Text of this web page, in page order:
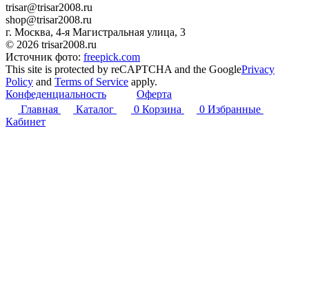
trisar@trisar2008.ru
shop@trisar2008.ru
г. Москва, 4-я Магистральная улица, 3
© 2026 trisar2008.ru
Источник фото: freepick.com
This site is protected by reCAPTCHA and the GooglePrivacy
Policy and Terms of Service apply.
Конфеденциальность
Оферта
Главная
Каталог 0 Корзина 0 Избранные
Кабинет